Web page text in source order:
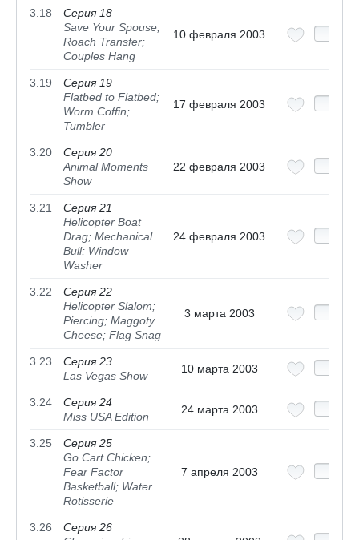
3.18
Серия 18
Save Your Spouse;
Roach Transfer;
Couples Hang
10 февраля 2003
3.19
Серия 19
Flatbed to Flatbed;
Worm Coffin;
Tumbler
17 февраля 2003
3.20
Серия 20
Animal Moments
Show
22 февраля 2003
3.21
Серия 21
Helicopter Boat
Drag; Mechanical
Bull; Window
Washer
24 февраля 2003
3.22
Серия 22
Helicopter Slalom;
Piercing; Maggoty
Cheese; Flag Snag
3 марта 2003
3.23
Серия 23
Las Vegas Show
10 марта 2003
3.24
Серия 24
Miss USA Edition
24 марта 2003
3.25
Серия 25
Go Cart Chicken;
Fear Factor
Basketball; Water
Rotisserie
7 апреля 2003
3.26
Серия 26